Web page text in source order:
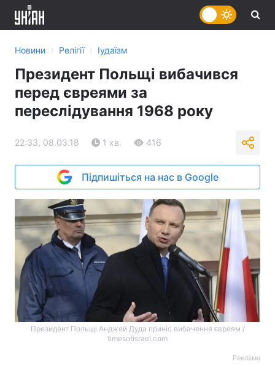
Новини › Релігії › Іудаїзм
Президент Польщі вибачився
перед євреями за
переслідування 1968 року
22:33, 08.03.18 1 хв. 416
Підпишіться на нас в Google
Президент Польщі Анджей Дуда приніс вибачення євреям /
timesofisrael.com
Реклама